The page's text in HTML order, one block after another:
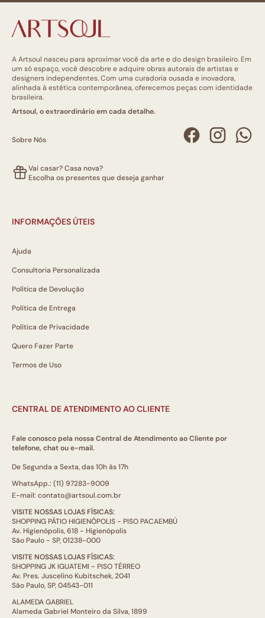
A Artsoul nasceu para aproximar você da arte e do design brasileiro. Em
um só espaço, você descobre e adquire obras autorais de artistas e
designers independentes. Com uma curadoria ousada e inovadora,
alinhada à estética contemporânea, oferecemos peças com identidade
brasileira.
Artsoul, o extraordinário em cada detalhe.
Sobre Nós
Vai casar? Casa nova?
Escolha os presentes que deseja ganhar
INFORMAÇÕES ÚTEIS
Ajuda
Consultoria Personalizada
Política de Devolução
Política de Entrega
Política de Privacidade
Quero Fazer Parte
Termos de Uso
CENTRAL DE ATENDIMENTO AO CLIENTE
Fale conosco pela nossa Central de Atendimento ao Cliente por
telefone, chat ou e-mail.
De Segunda a Sexta, das 10h às 17h
WhatsApp.: (11) 97283-9009
E-mail: contato@artsoul.com.br
VISITE NOSSAS LOJAS FÍSICAS:
SHOPPING PÁTIO HIGIENÓPOLIS - PISO PACAEMBÚ
Av. Higienópolis, 618 - Higienópolis
São Paulo - SP, 01238-000
VISITE NOSSAS LOJAS FÍSICAS:
SHOPPING JK IGUATEMI - PISO TÉRREO
Av. Pres. Juscelino Kubitschek, 2041
São Paulo, SP, 04543-011
ALAMEDA GABRIEL
Alameda Gabriel Monteiro da Silva, 1899